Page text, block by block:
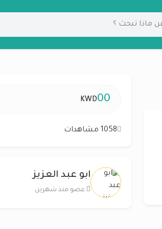
00
KWD
1058 مشاهدات
ابو عبد العزيز
عضو منذ شهرين